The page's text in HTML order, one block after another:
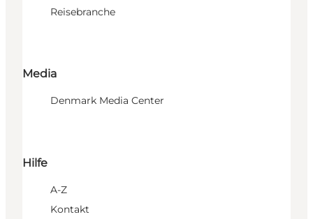
Reisebranche
Media
Denmark Media Center
Hilfe
A-Z
Kontakt